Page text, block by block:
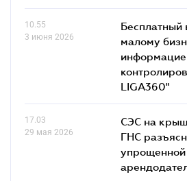
10.55
3 июня 2026
Бесплатный
малому
LIGA360"
17.03
29 мая 2026
СЭС на
ГНС
упрощенной